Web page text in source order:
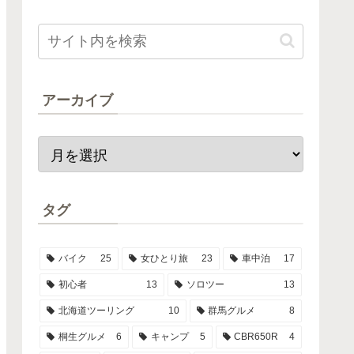
アーカイブ
タグ
バイク 25 女ひとり旅 23 車中泊 17
初心者 13 ソロツー 13
北海道ツーリング 10 群馬グルメ 8
桐生グルメ 6 キャンプ 5 CBR650R 4